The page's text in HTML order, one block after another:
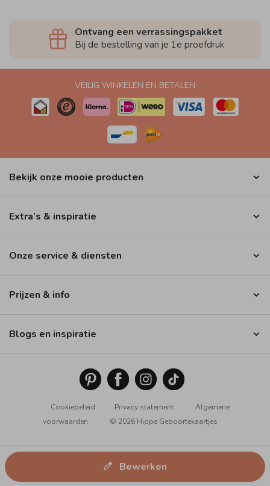
Bewerken
Ontvang een verrassingspakket
Bij de bestelling van je 1e proefdruk
VEILIG WINKELEN EN BETALEN
Bekijk onze mooie producten
Extra’s & inspiratie
Onze service & diensten
Prijzen & info
Blogs en inspiratie
Cookiebeleid Privacy statement
Algemene
voorwaarden
© 2026 Hippe Geboortekaartjes